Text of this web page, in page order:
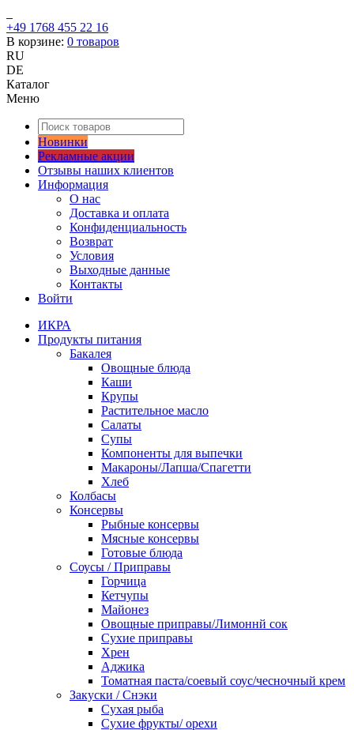
+49 1768 455 22 16
В корзине: 0 товаров
RU
DE
Каталог
Меню
Новинки
Рекламные акции
Отзывы наших клиентов
Информация
О нас
Доставка и оплата
Конфиденциальность
Возврат
Условия
Выходные данные
Контакты
Войти
ИКРА
Продукты питания
Бакалея
Овощные блюда
Каши
Крупы
Растительное масло
Салаты
Супы
Компоненты для выпечки
Макароны/Лапша/Спагетти
Хлеб
Колбасы
Консервы
Рыбные консервы
Мясные консервы
Готовые блюда
Соусы / Приправы
Горчица
Кетчупы
Майонез
Овощные приправы/Лимоннй сок
Сухие приправы
Хрен
Аджика
Томатная паста/соевый соус/чесночный крем
Закуски / Снэки
Сухая рыба
Сухие фрукты/ орехи